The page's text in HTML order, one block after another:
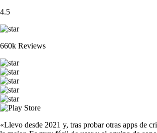
4.5
660k Reviews
«Llevo desde 2021 y, tras probar otras apps de